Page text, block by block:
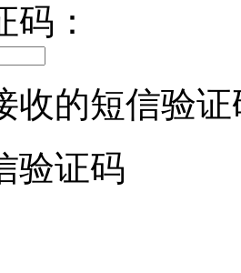
码：
收的短信验证
验证码